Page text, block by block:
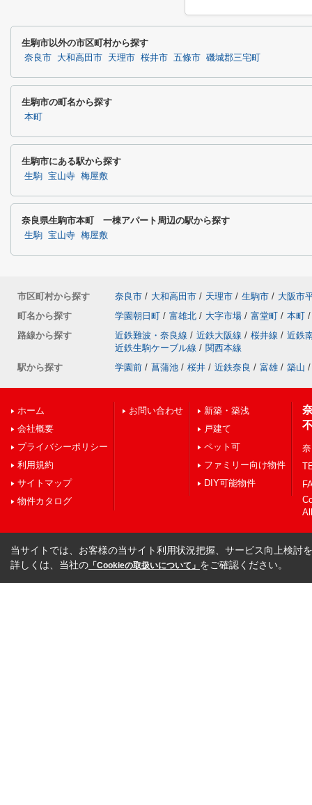
生駒市以外の市区町村から探す
奈良市 大和高田市 天理市 桜井市 五條市 磯城郡三宅町
生駒市の町名から探す
本町
生駒市にある駅から探す
生駒 宝山寺 梅屋敷
奈良県生駒市本町 一棟アパート周辺の駅から探す
生駒 宝山寺 梅屋敷
市区町村から探す 奈良市 / 大和高田市 / 天理市 / 生駒市 / 大阪市
町名から探す
学園朝日町 / 富雄北 / 大字市場 / 富堂町 / 本町 /
路線から探す
近鉄難波・奈良線 / 近鉄大阪線 / 桜井線 / 近鉄
近鉄生駒ケーブル線 / 関西本線
駅から探す
学園前 / 菖蒲池 / 桜井 / 近鉄奈良 / 富雄 / 築山 /
ホーム
会社概要
プライバシーポリシー
利用規約
サイトマップ
物件カタログ
お問い合わせ
新築・築浅
戸建て
ペット可
ファミリー向け物件
DIY可能物件
当サイトでは、お客様の当サイト利用状況把握、サービス向上検討
詳しくは、当社の 「Cookieの取扱いについて」 をご確認ください。